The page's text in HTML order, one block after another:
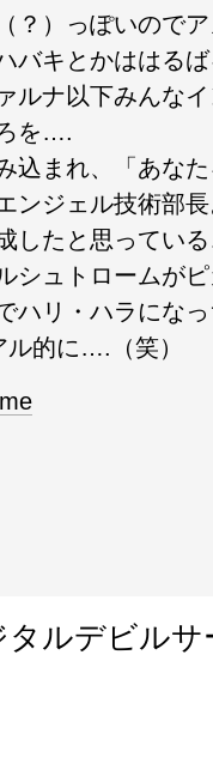
？）っぽいので
バキとかははる
ルナ以下みんな
を….
込まれ、「あな
ンジェル技術部
したと思ってい
シュトロームが
ハリ・ハラにな
的に….（笑）
タルデビル